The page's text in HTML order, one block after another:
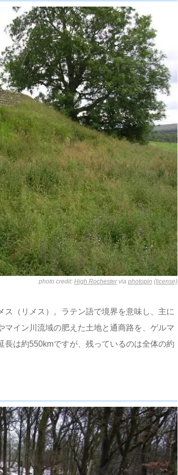
photo credit: High Rochestervia photopin (license)
ス（リメス）。ラテン語で境界を意味し、主に
イン川流域の肥えた土地と通商路を、ゲルマ
は約550kmですが、残っているのは全体の約